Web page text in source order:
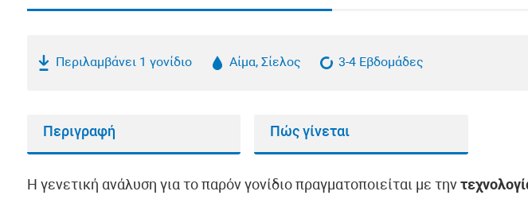
Περιλαμβάνει 1 γονίδιο Αίμα, Σίελος 3-4 Εβδομάδες
Περιγραφή Πώς γίνεται
Η γενετική ανάλυση για το παρόν γονίδιο πραγματοποιείται με την